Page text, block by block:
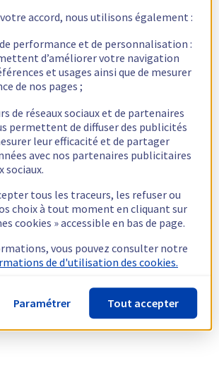
votre accord, nous utilisons également :
performance et de personnalisation :
d’améliorer votre navigation
et usages ainsi que de mesurer
de nos pages ;
de réseaux sociaux et de partenaires
permettent de diffuser des publicités
leur efficacité et de partager
avec nos partenaires publicitaires
sociaux.
tous les traceurs, les refuser ou
choix à tout moment en cliquant sur
cookies » accessible en bas de page.
vous pouvez consulter notre
de d'utilisation des cookies.
Paramétrer Tout accepter